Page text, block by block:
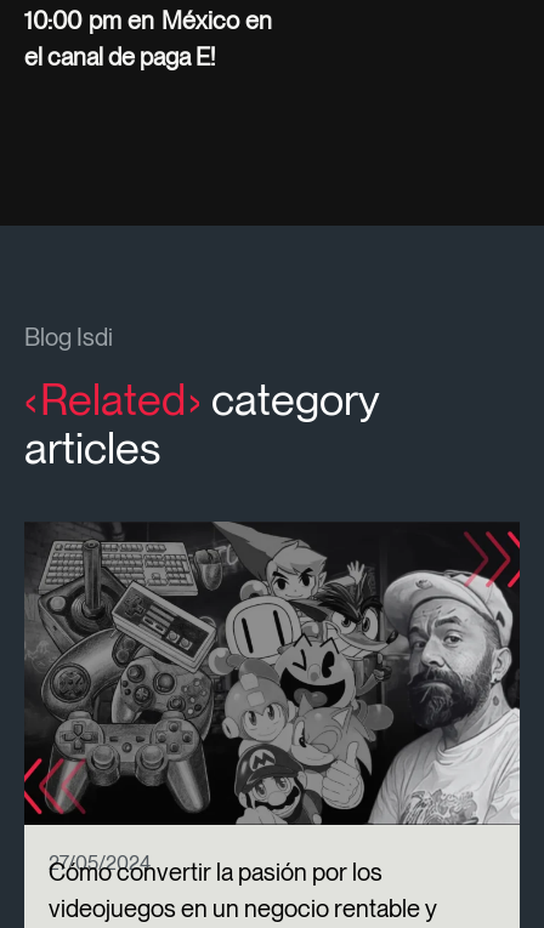
10:00 pm en México en
el canal de paga E!
Blog Isdi
Related category
articles
27/05/2024
Cómo convertir la pasión por los
videojuegos en un negocio rentable y